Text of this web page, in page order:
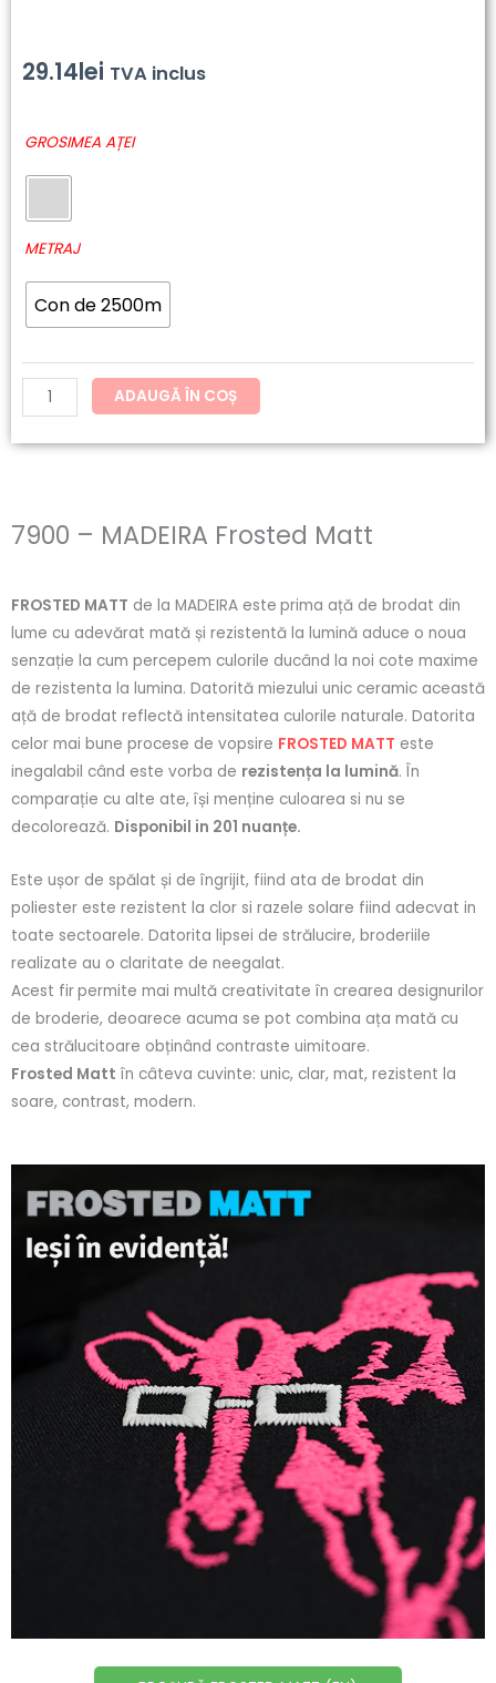
29.14lei TVA inclus
GROSIMEA AȚEI
METRAJ
Con de 2500m
Cantitate
MADEIRA
Frosted
ADAUGĂ ÎN COȘ
7900 – MADEIRA Frosted Matt
FROSTED MATT de la MADEIRA este prima ață de brodat din
lume cu adevărat mată și rezistentă la lumină aduce o noua
senzație la cum percepem culorile ducând la noi cote maxime
de rezistenta la lumina. Datorită miezului unic ceramic această
ață de brodat reflectă intensitatea culorile naturale. Datorita
celor mai bune procese de vopsire FROSTED MATT este
inegalabil când este vorba de rezistența la lumină. În
comparație cu alte ate, își menține culoarea si nu se
decolorează. Disponibil in 201 nuanțe.
Este ușor de spălat și de îngrijit, fiind ata de brodat din
poliester este rezistent la clor si razele solare fiind adecvat in
toate sectoarele. Datorita lipsei de strălucire, broderiile
realizate au o claritate de neegalat.
Acest firpermite mai multă creativitate în crearea designurilor
de broderie, deoarece acuma se pot combina ața mată cu
cea strălucitoare obținând contraste uimitoare.
Frosted Matt în câteva cuvinte: unic, clar, mat, rezistent la
soare, contrast, modern.